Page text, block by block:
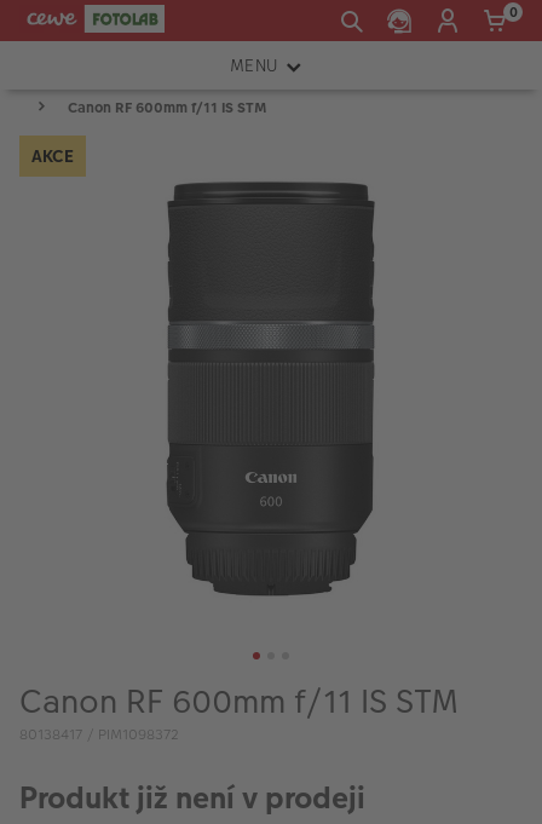
0
MENU
FOTOAPARÁTY
OBJEKTIVY
TISKÁRNY A SKENERY
Fotoprodukty
Canon RF 600mm f/11 IS STM
AKCE
Canon RF 600mm f/11 IS STM
80138417 / PIM1098372
Produkt již není v prodeji